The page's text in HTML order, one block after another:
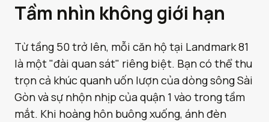
Tầm nhìn không giới hạn
Từ tầng 50 trở lên, mỗi căn hộ tại Landmark 81
là một "đài quan sát" riêng biệt. Bạn có thể thu
trọn cả khúc quanh uốn lượn của dòng sông Sài
Gòn và sự nhộn nhịp của quận 1 vào trong tầm
mắt. Khi hoàng hôn buông xuống, ánh đèn